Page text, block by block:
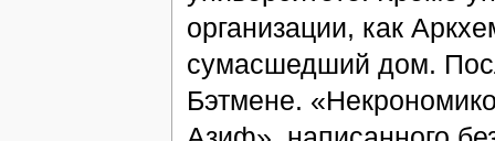
организации, как
сумасшедший дом.
Бэтмене.